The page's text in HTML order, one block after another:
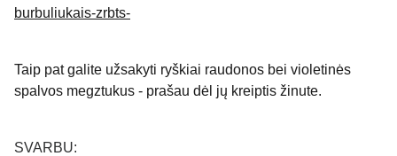
burbuliukais-zrbts-
Taip pat galite užsakyti ryškiai raudonos bei violetinės
spalvos megztukus - prašau dėl jų kreiptis žinute.
SVARBU: